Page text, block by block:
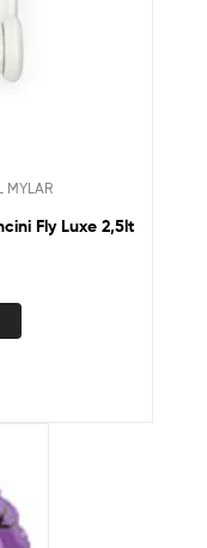
MYLAR
Fly Luxe 2,5lt